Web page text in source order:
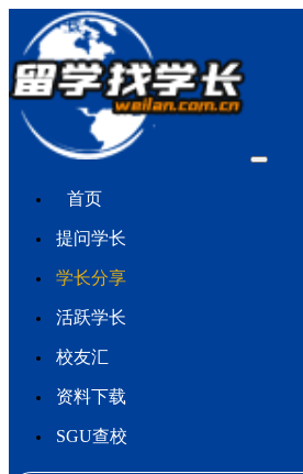
首页
提问学长
学长分享
活跃学长
校友汇
资料下载
SGU查校